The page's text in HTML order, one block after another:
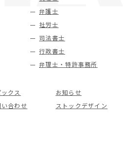
弁護士
社労士
司法書士
行政書士
弁理士・特許事務所
ックス
お知らせ
合わせ ストックデザイン